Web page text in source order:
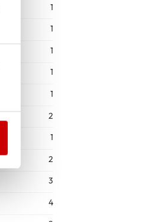
1
1
1
1
1
2
1
2
3
4